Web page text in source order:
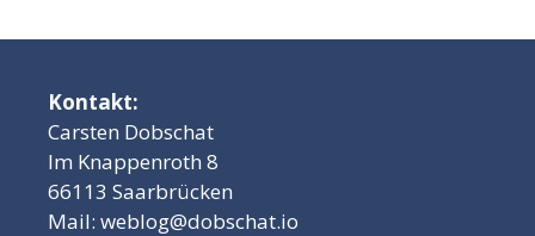
Kontakt:
Carsten Dobschat
Im Knappenroth 8
66113 Saarbrücken
Mail: weblog@dobschat.io